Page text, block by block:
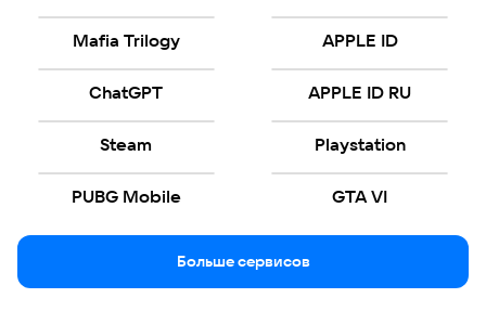
Mafia Trilogy APPLE ID
ChatGPT APPLE ID RU
Steam Playstation
PUBG Mobile GTA VI
Больше сервисов